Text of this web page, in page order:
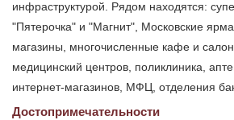
инфраструктурой. Рядом находятся:
"Пятерочка" и "Магнит", Московские
магазины, многочисленные кафе и
медицинский центров, поликлиника,
интернет-магазинов, МФЦ, отделения
Достопримечательности